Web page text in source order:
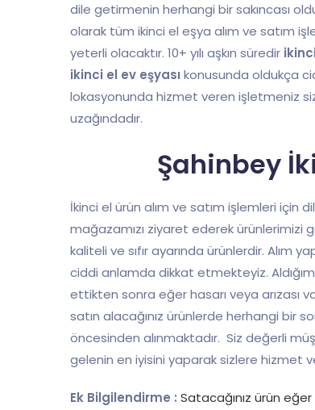
dile getirmenin herhangi bir sakıncası
olarak tüm ikinci el eşya alım ve satım
yeterli olacaktır. 10+ yılı aşkın süredir
ikinci el ev eşyası konusunda oldukça
lokasyonunda hizmet veren işletmeniz
uzağındadır.
Şahinbey
İkinci el ürün alım ve satım işlemleri
mağazamızı ziyaret ederek ürünlerimizi
kaliteli ve sıfır ayarında ürünlerdir. Alım
ciddi anlamda dikkat etmekteyiz.
ettikten sonra eğer hasarı veya arızası
satın alacağınız ürünlerde herhangi bir
öncesinden alınmaktadır. Siz değerli
gelenin en iyisini yaparak sizlere hizmet
Ek Bilgilendirme : Satacağınız ürün eğer